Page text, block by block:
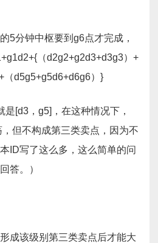
5分钟中枢要到g6点才完成，
（d2g2+g2d3+d3g3）+
（d5g5+g5d6+d6g6）}
[d3，g5]，在这种情况下，
但不构成第三类卖点，因为不
ID写了这么多，这么简单的问
答。）
成该级别第三类卖点后才能大